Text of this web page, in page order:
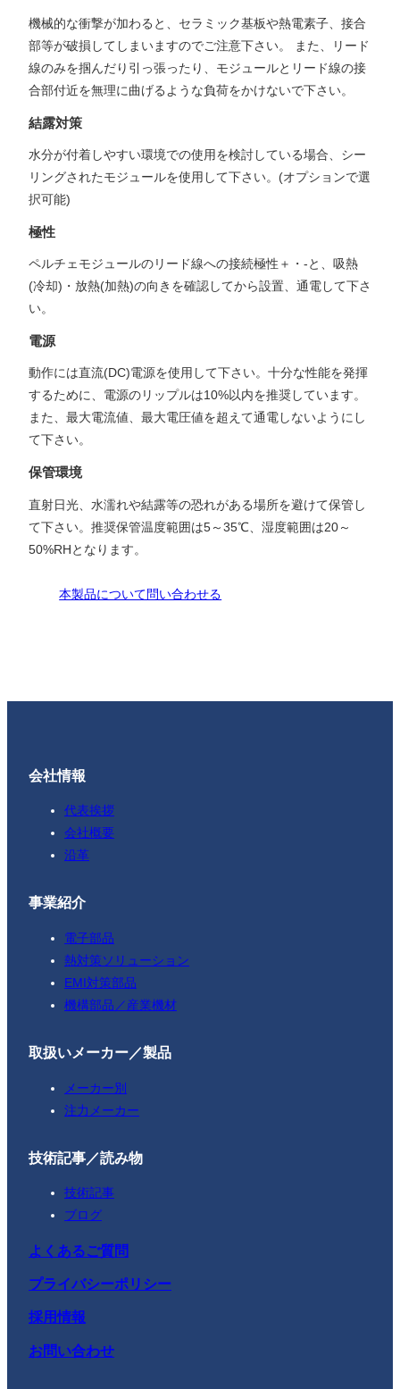
機械的な衝撃が加わると、セラミック基板や熱電素子、接合
部等が破損してしまいますのでご注意下さい。 また、リード
線のみを掴んだり引っ張ったり、モジュールとリード線の接
合部付近を無理に曲げるような負荷をかけないで下さい。
結露対策
水分が付着しやすい環境での使用を検討している場合、シー
リングされたモジュールを使用して下さい。(オプションで選
択可能)
極性
ペルチェモジュールのリード線への接続極性＋・-と、吸熱
(冷却)・放熱(加熱)の向きを確認してから設置、通電して下さ
い。
電源
動作には直流(DC)電源を使用して下さい。十分な性能を発揮
するために、電源のリップルは10%以内を推奨しています。
また、最大電流値、最大電圧値を超えて通電しないようにし
て下さい。
保管環境
直射日光、水濡れや結露等の恐れがある場所を避けて保管し
て下さい。推奨保管温度範囲は5～35℃、湿度範囲は20～
50%RHとなります。
本製品について問い合わせる
会社情報
代表挨拶
会社概要
沿革
事業紹介
電子部品
熱対策ソリューション
EMI対策部品
機構部品／産業機材
取扱いメーカー／製品
メーカー別
注力メーカー
技術記事／読み物
技術記事
ブログ
よくあるご質問
プライバシーポリシー
採用情報
お問い合わせ